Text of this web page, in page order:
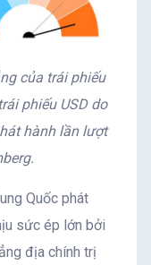
của trái phiếu
phiếu USD do
hành lần lượt
Quốc phát
sức ép lớn bởi
địa chính trị